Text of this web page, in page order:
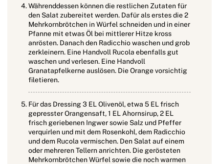
Währenddessen können die restlichen Zutaten für
den Salat zubereitet werden. Dafür als erstes die 2
Mehrkornbrötchen in Würfel schneiden und in einer
Pfanne mit etwas Öl bei mittlerer Hitze kross
anrösten. Danach den Radicchio waschen und grob
zerkleinern. Eine Handvoll Rucola ebenfalls gut
waschen und verlesen. Eine Handvoll
Granatapfelkerne auslösen. Die Orange vorsichtig
filetieren.
Für das Dressing 3 EL Olivenöl, etwa 5 EL frisch
gepresster Orangensaft, 1 EL Ahornsirup, 2 EL
frisch geriebenen Ingwer sowie Salz und Pfeffer
verquirlen und mit dem Rosenkohl, dem Radicchio
und dem Rucola vermischen. Den Salat auf einem
oder mehreren Tellern anrichten. Die gerösteten
Mehrkornbrötchen Würfel sowie die noch warmen